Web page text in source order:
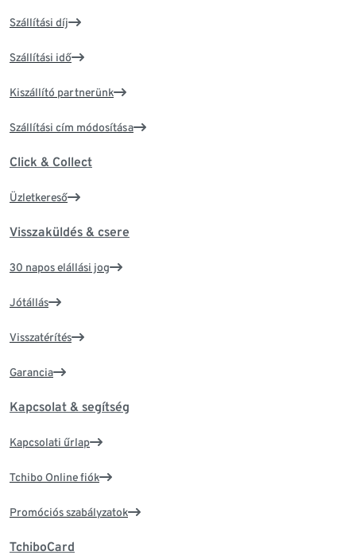
Szállítási díj
Szállítási idő
Kiszállító partnerünk
Szállítási cím módosítása
Click & Collect
Üzletkereső
Visszaküldés & csere
30 napos elállási jog
Jótállás
Visszatérítés
Garancia
Kapcsolat & segítség
Kapcsolati űrlap
Tchibo Online fiók
Promóciós szabályzatok
TchiboCard